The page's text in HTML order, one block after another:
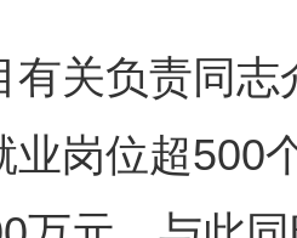
负责同志
业岗位超500